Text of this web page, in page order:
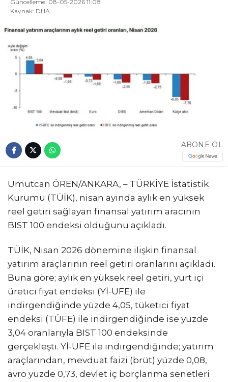
Güncelleme: 08-05-2026 11:08
Kaynak: DHA
ABONE OL
Umutcan ÖREN/ANKARA, – TÜRKİYE İstatistik
Kurumu (TÜİK), nisan ayında aylık en yüksek
reel getiri sağlayan finansal yatırım aracının
BIST 100 endeksi olduğunu açıkladı.
TÜİK, Nisan 2026 dönemine ilişkin finansal
yatırım araçlarının reel getiri oranlarını açıkladı.
Buna göre; aylık en yüksek reel getiri, yurt içi
üretici fiyat endeksi (Yİ-ÜFE) ile
indirgendiğinde yüzde 4,05, tüketici fiyat
endeksi (TÜFE) ile indirgendiğinde ise yüzde
3,04 oranlarıyla BIST 100 endeksinde
gerçekleşti. Yİ-ÜFE ile indirgendiğinde; yatırım
araçlarından, mevduat faizi (brüt) yüzde 0,08,
avro yüzde 0,73, devlet iç borçlanma senetleri